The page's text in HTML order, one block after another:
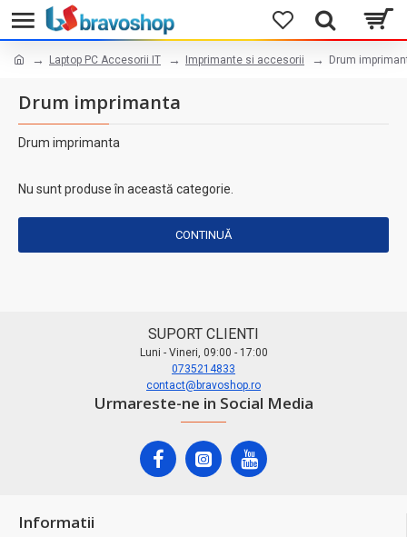
Laptop PC Accesorii IT Imprimante si accesorii Drum
Drum imprimanta
Drum imprimanta
Nu sunt produse în această categorie.
CONTINUĂ
SUPORT CLIENTI
Luni - Vineri, 09:00 - 17:00
0735214833
contact@bravoshop.ro
Urmareste-ne in Social Media
Informatii